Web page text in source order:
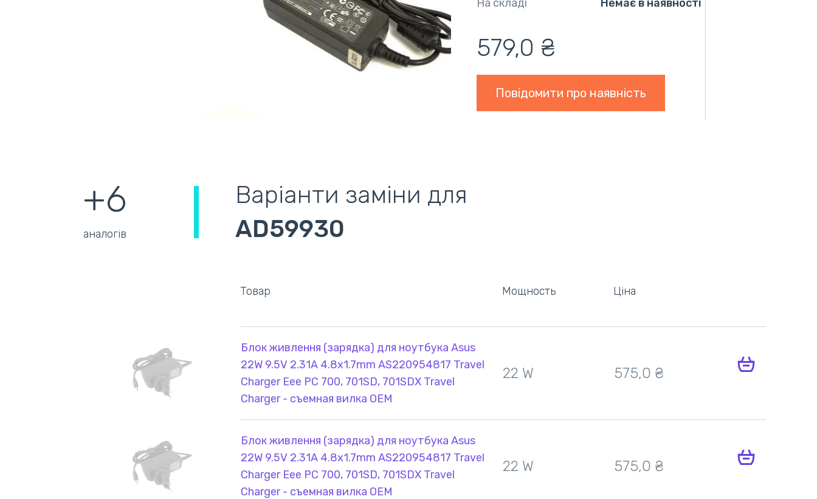
На складі
Немає в наявності
579,0 ₴
Повідомити про наявність
+6
аналогів
Варіанти заміни для
AD59930
Товар Мощность Ціна
Блок живлення (зарядка) для ноутбука Asus
22W 9.5V 2.31A 4.8x1.7mm AS220954817 Travel
Charger Eee PC 700, 701SD, 701SDX Travel
Charger - съемная вилка OEM
22 W 575,0 ₴
Блок живлення (зарядка) для ноутбука Asus
22W 9.5V 2.31A 4.8x1.7mm AS220954817 Travel
Charger Eee PC 700, 701SD, 701SDX Travel
Charger - съемная вилка OEM
22 W 575,0 ₴